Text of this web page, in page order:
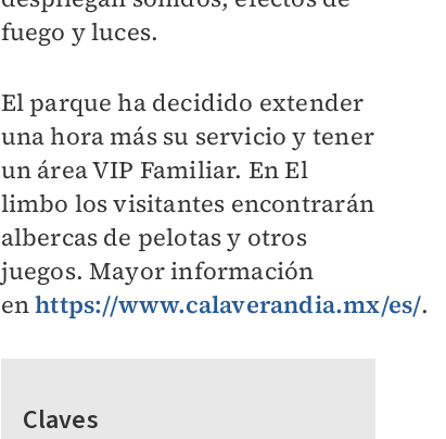
fuego y luces.
El parque ha decidido extender
una hora más su servicio y tener
un área VIP Familiar. En El
limbo los visitantes encontrarán
albercas de pelotas y otros
juegos. Mayor información
enhttps://www.calaverandia.mx/es/.
Claves